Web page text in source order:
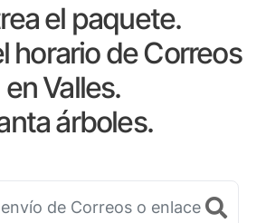
el paquete.
horario de Correos
en Valles.
árboles.